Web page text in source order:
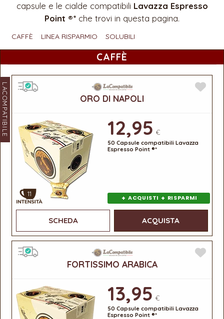
capsule e le cialde compatibili Lavazza Espresso
Point ®* che trovi in questa pagina.
CAFFÈ LINEA RISPARMIO SOLUBILI
CAFFÈ
LACOMPATIBILE ORO DI NAPOLI
11
12,95 €
50 Capsule compatibili Lavazza
Espresso Point ®*
+ ACQUISTI + RISPARMI
SCHEDA ACQUISTA
FORTISSIMO ARABICA
13,95 €
50 Capsule compatibili Lavazza
Espresso Point ®*